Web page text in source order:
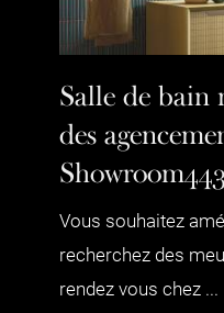
Salle de bain
des
Vous souhaitez
recherchez des
rendez vous chez ...